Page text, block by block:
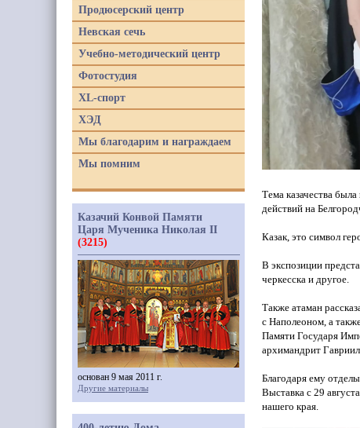
Тема казачества
действий на
Казак, это символ
В экспозиции
черкесска и другое.
Также атаман
с Наполеоном, а
Памяти Государя
архимандрит Гавриил
Благодаря ему
Выставка с 29
нашего края.
Продюсерский центр
Невская сечь
Учебно-методический центр
Фотостудия
XL-спорт
ХЭД
Мы благодарим и награждаем
Мы помним
Казачий Конвой Памяти
Царя Мученика Николая II
(3215)
основан 9 мая 2011 г.
Другие материалы